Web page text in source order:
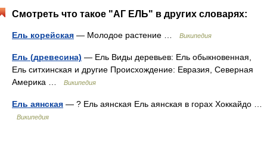
Смотреть что такое "АГ ЕЛЬ" в других словарях:
Ель корейская — Молодое растение … Википедия
Ель (древесина) — Ель Виды деревьев: Ель обыкновенная,
Ель ситхинская и другие Происхождение: Евразия, Северная
Америка …
Википедия
Ель аянская — ? Ель аянская Ель аянская в горах Хоккайдо …
Википедия